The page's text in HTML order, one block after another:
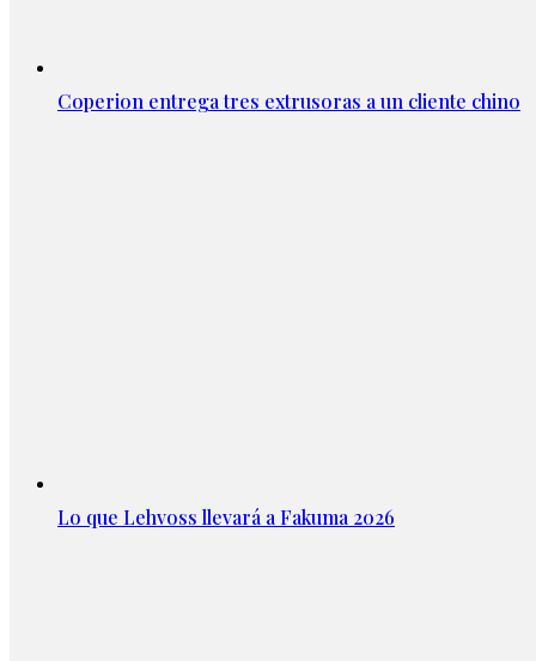
Coperion entrega tres extrusoras a un cliente chino
Lo que Lehvoss llevará a Fakuma 2026